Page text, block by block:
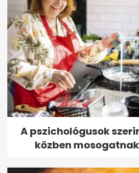
A pszichológusok
közben mosogatnak